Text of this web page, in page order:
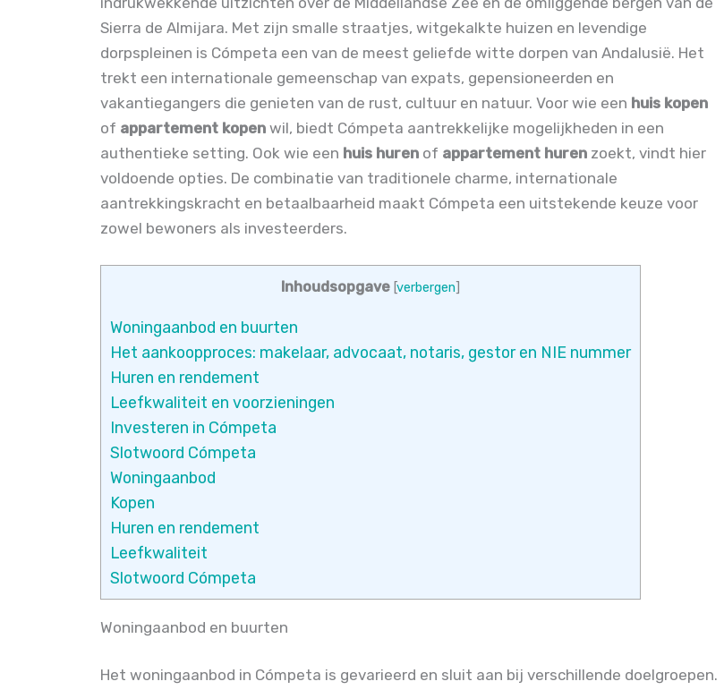
Sierra de Almijara. Met zijn smalle straatjes, witgekalkte huizen en levendige
dorpspleinen is Cómpeta een van de meest geliefde witte dorpen van Andalusië. Het
trekt een internationale gemeenschap van expats, gepensioneerden en
vakantiegangers die genieten van de rust, cultuur en natuur. Voor wie een huis kopen
of appartement kopen wil, biedt Cómpeta aantrekkelijke mogelijkheden in een
authentieke setting. Ook wie een huis huren of appartement huren zoekt, vindt hier
voldoende opties. De combinatie van traditionele charme, internationale
aantrekkingskracht en betaalbaarheid maakt Cómpeta een uitstekende keuze voor
zowel bewoners als investeerders.
Inhoudsopgave verbergen
Woningaanbod en buurten
Het aankoopproces: makelaar, advocaat, notaris, gestor en NIE nummer
Huren en rendement
Leefkwaliteit en voorzieningen
Investeren in Cómpeta
Slotwoord Cómpeta
Woningaanbod
Kopen
Huren en rendement
Leefkwaliteit
Slotwoord Cómpeta
Woningaanbod en buurten
Het woningaanbod in Cómpeta is gevarieerd en sluit aan bij verschillende doelgroepen.